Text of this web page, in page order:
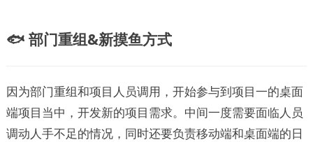
🐟 部门重组&新摸鱼方式
因为部门重组和项目人员调用，开始参与到项目一的桌面
端项目当中，开发新的项目需求。中间一度需要面临人员
调动人手不足的情况，同时还要负责移动端和桌面端的日